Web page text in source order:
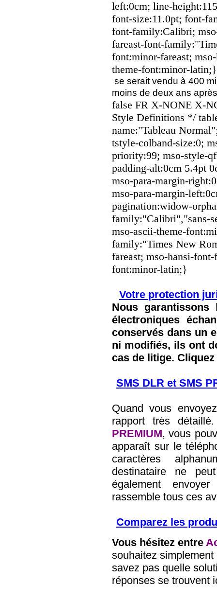
left:0cm; line-
font-size:11.0pt; font-
font-family:Calibri;
fareast-font-
font:minor-fareast;
theme-font:minor-
se serait vendu à 400
moins de deux ans
false FR X-NONE X-
Style Definitions */
name:"Tableau
tstyle-colband-size:0;
priority:99; mso-style-
padding-alt:0cm 5.4pt
mso-para-margin-
mso-para-margin-
pagination:widow-
family:"Calibri","sans-
mso-ascii-theme-
family:"Times New
fareast; mso-hansi-
font:minor-latin;}
Votre protection
Nous
électroniques
conservés dans un
ni modifiés, ils ont
cas de litige. Cliquez
SMS DLR et SMS
Quand vous
rapport très
PREMIUM, vous
apparaît sur le
caractères
destinataire ne
également
rassemble tous ces
Comparez les
Vous hésitez entre
souhaitez
savez pas quelle
réponses se trouvent